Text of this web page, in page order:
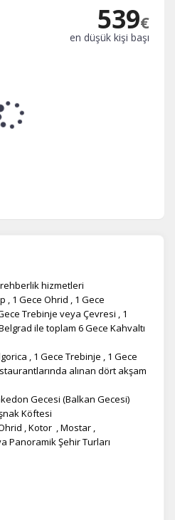
539€
en düşük kişi başı
hizmetleri
1 Gece Ohrid , 1 Gece
Trebinje veya Çevresi , 1
ile toplam 6 Gece Kahvaltı
, 1 Gece Trebinje , 1 Gece
alınan dört akşam
Gecesi (Balkan Gecesi)
Köftesi
, Kotor , Mostar ,
Panoramik Şehir Turları